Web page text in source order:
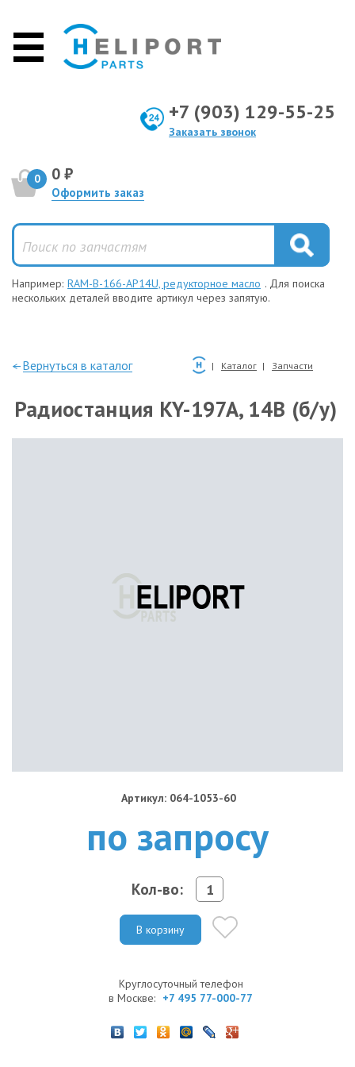
+7 (903) 129-55-25
Заказать звонок
0 0 ₽
Оформить заказ
Например: RAM-B-166-AP14U, редукторное масло . Для поиска
нескольких деталей вводите артикул через запятую.
—Вернуться в каталог Каталог Запчасти
Радиостанция KY-197A, 14В (б/у)
Артикул: 064-1053-60
по запросу
Кол-во:
В корзину
Круглосуточный телефон
в Москве: +7 495 77-000-77